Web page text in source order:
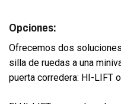
Opciones:
Ofrecemos dos
silla de ruedas a una
puerta corredera: HI-LIFT